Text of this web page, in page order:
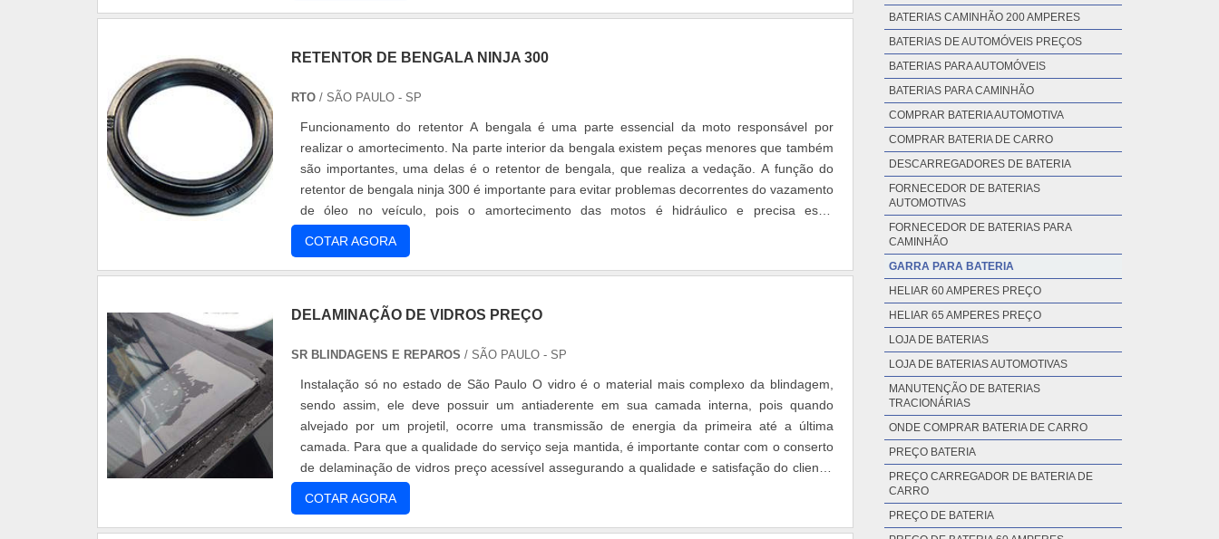
RETENTOR DE BENGALA NINJA 300
RTO/ SÃO PAULO - SP
Funcionamento do retentor A bengala é uma parte essencial da moto responsável por
realizar o amortecimento. Na parte interior da bengala existem peças menores que também
são importantes, uma delas é o retentor de bengala, que realiza a vedação. A função do
retentor de bengala ninja 300 é importante para evitar problemas decorrentes do vazamento
de óleo no veículo, pois o amortecimento das motos é hidráulico e precisa estar
constantemente lub....
COTAR AGORA
DELAMINAÇÃO DE VIDROS PREÇO
SR BLINDAGENS E REPAROS / SÃO PAULO - SP
Instalação só no estado de São Paulo O vidro é o material mais complexo da blindagem,
sendo assim, ele deve possuir um antiaderente em sua camada interna, pois quando
alvejado por um projetil, ocorre uma transmissão de energia da primeira até a última
camada. Para que a qualidade do serviço seja mantida, é importante contar com o conserto
de delaminação de vidros preço acessível assegurando a qualidade e satisfação do cliente.
COTAR AGORA
BATERIAS CAMINHÃO 200 AMPERES
BATERIAS DE AUTOMÓVEIS PREÇOS
BATERIAS PARA AUTOMÓVEIS
BATERIAS PARA CAMINHÃO
COMPRAR BATERIA AUTOMOTIVA
COMPRAR BATERIA DE CARRO
DESCARREGADORES DE BATERIA
FORNECEDOR DE BATERIAS
AUTOMOTIVAS
FORNECEDOR DE BATERIAS PARA
CAMINHÃO
GARRA PARA BATERIA
HELIAR 60 AMPERES PREÇO
HELIAR 65 AMPERES PREÇO
LOJA DE BATERIAS
LOJA DE BATERIAS AUTOMOTIVAS
MANUTENÇÃO DE BATERIAS
TRACIONÁRIAS
ONDE COMPRAR BATERIA DE CARRO
PREÇO BATERIA
PREÇO CARREGADOR DE BATERIA DE
CARRO
PREÇO DE BATERIA